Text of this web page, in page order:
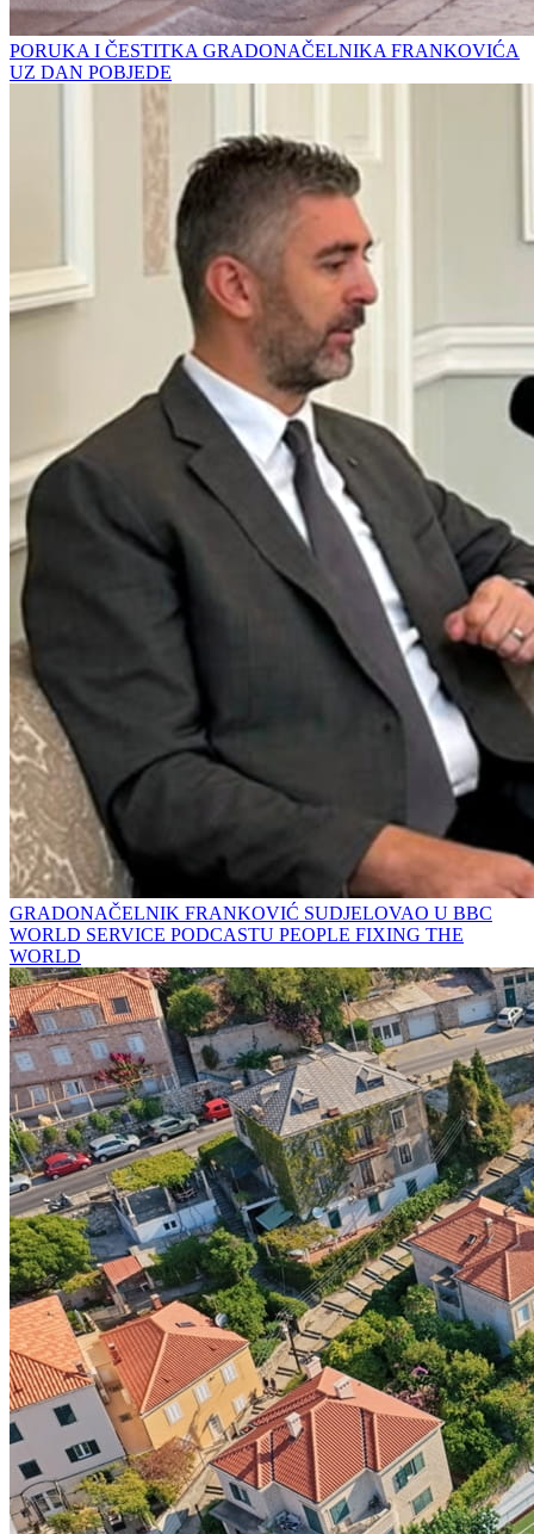
PORUKA I ČESTITKA GRADONAČELNIKA FRANKOVIĆA
UZ DAN POBJEDE
GRADONAČELNIK FRANKOVIĆ SUDJELOVAO U BBC
WORLD SERVICE PODCASTU PEOPLE FIXING THE
WORLD